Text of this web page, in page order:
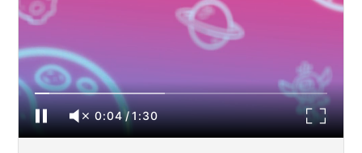
0:04/1:30